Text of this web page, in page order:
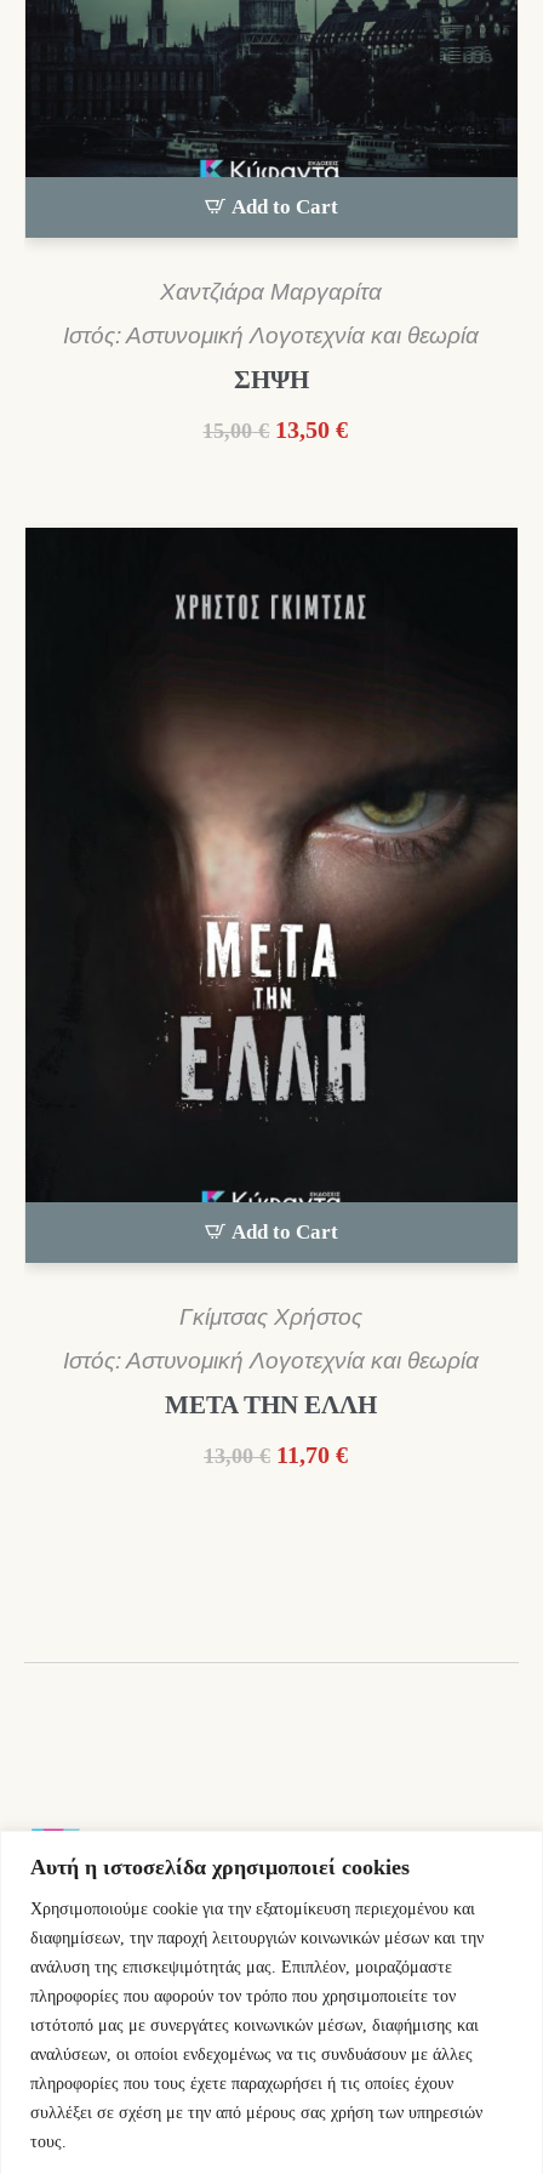
Αυτή η ιστοσελίδα χρησιμοποιεί cookies
Χρησιμοποιούμε cookie για την εξατομίκευση περιεχομένου και
διαφημίσεων, την παροχή λειτουργιών κοινωνικών μέσων και την
ανάλυση της επισκεψιμότητάς μας. Επιπλέον, μοιραζόμαστε
πληροφορίες που αφορούν τον τρόπο που χρησιμοποιείτε τον
ιστότοπό μας με συνεργάτες κοινωνικών μέσων, διαφήμισης και
αναλύσεων, οι οποίοι ενδεχομένως να τις συνδυάσουν με άλλες
πληροφορίες που τους έχετε παραχωρήσει ή τις οποίες έχουν
συλλέξει σε σχέση με την από μέρους σας χρήση των υπηρεσιών
τους.
Add to Cart
Χαντζιάρα Μαργαρίτα
Ιστός: Αστυνομική Λογοτεχνία και θεωρία
ΣΗΨΗ
15,00 € Original
15,00 €.
13,50 €Η
είναι:
Add to Cart
Γκίμτσας Χρήστος
Ιστός: Αστυνομική Λογοτεχνία και θεωρία
ΜΕΤΑ ΤΗΝ ΕΛΛΗ
13,00 € Original
11,70 €Η
Εμμ.Μπενάκη 76 10681 Αθήνα Ελλάδα.
+30.2110084023
info@kyfantabooks.gr
Βρείτε μας